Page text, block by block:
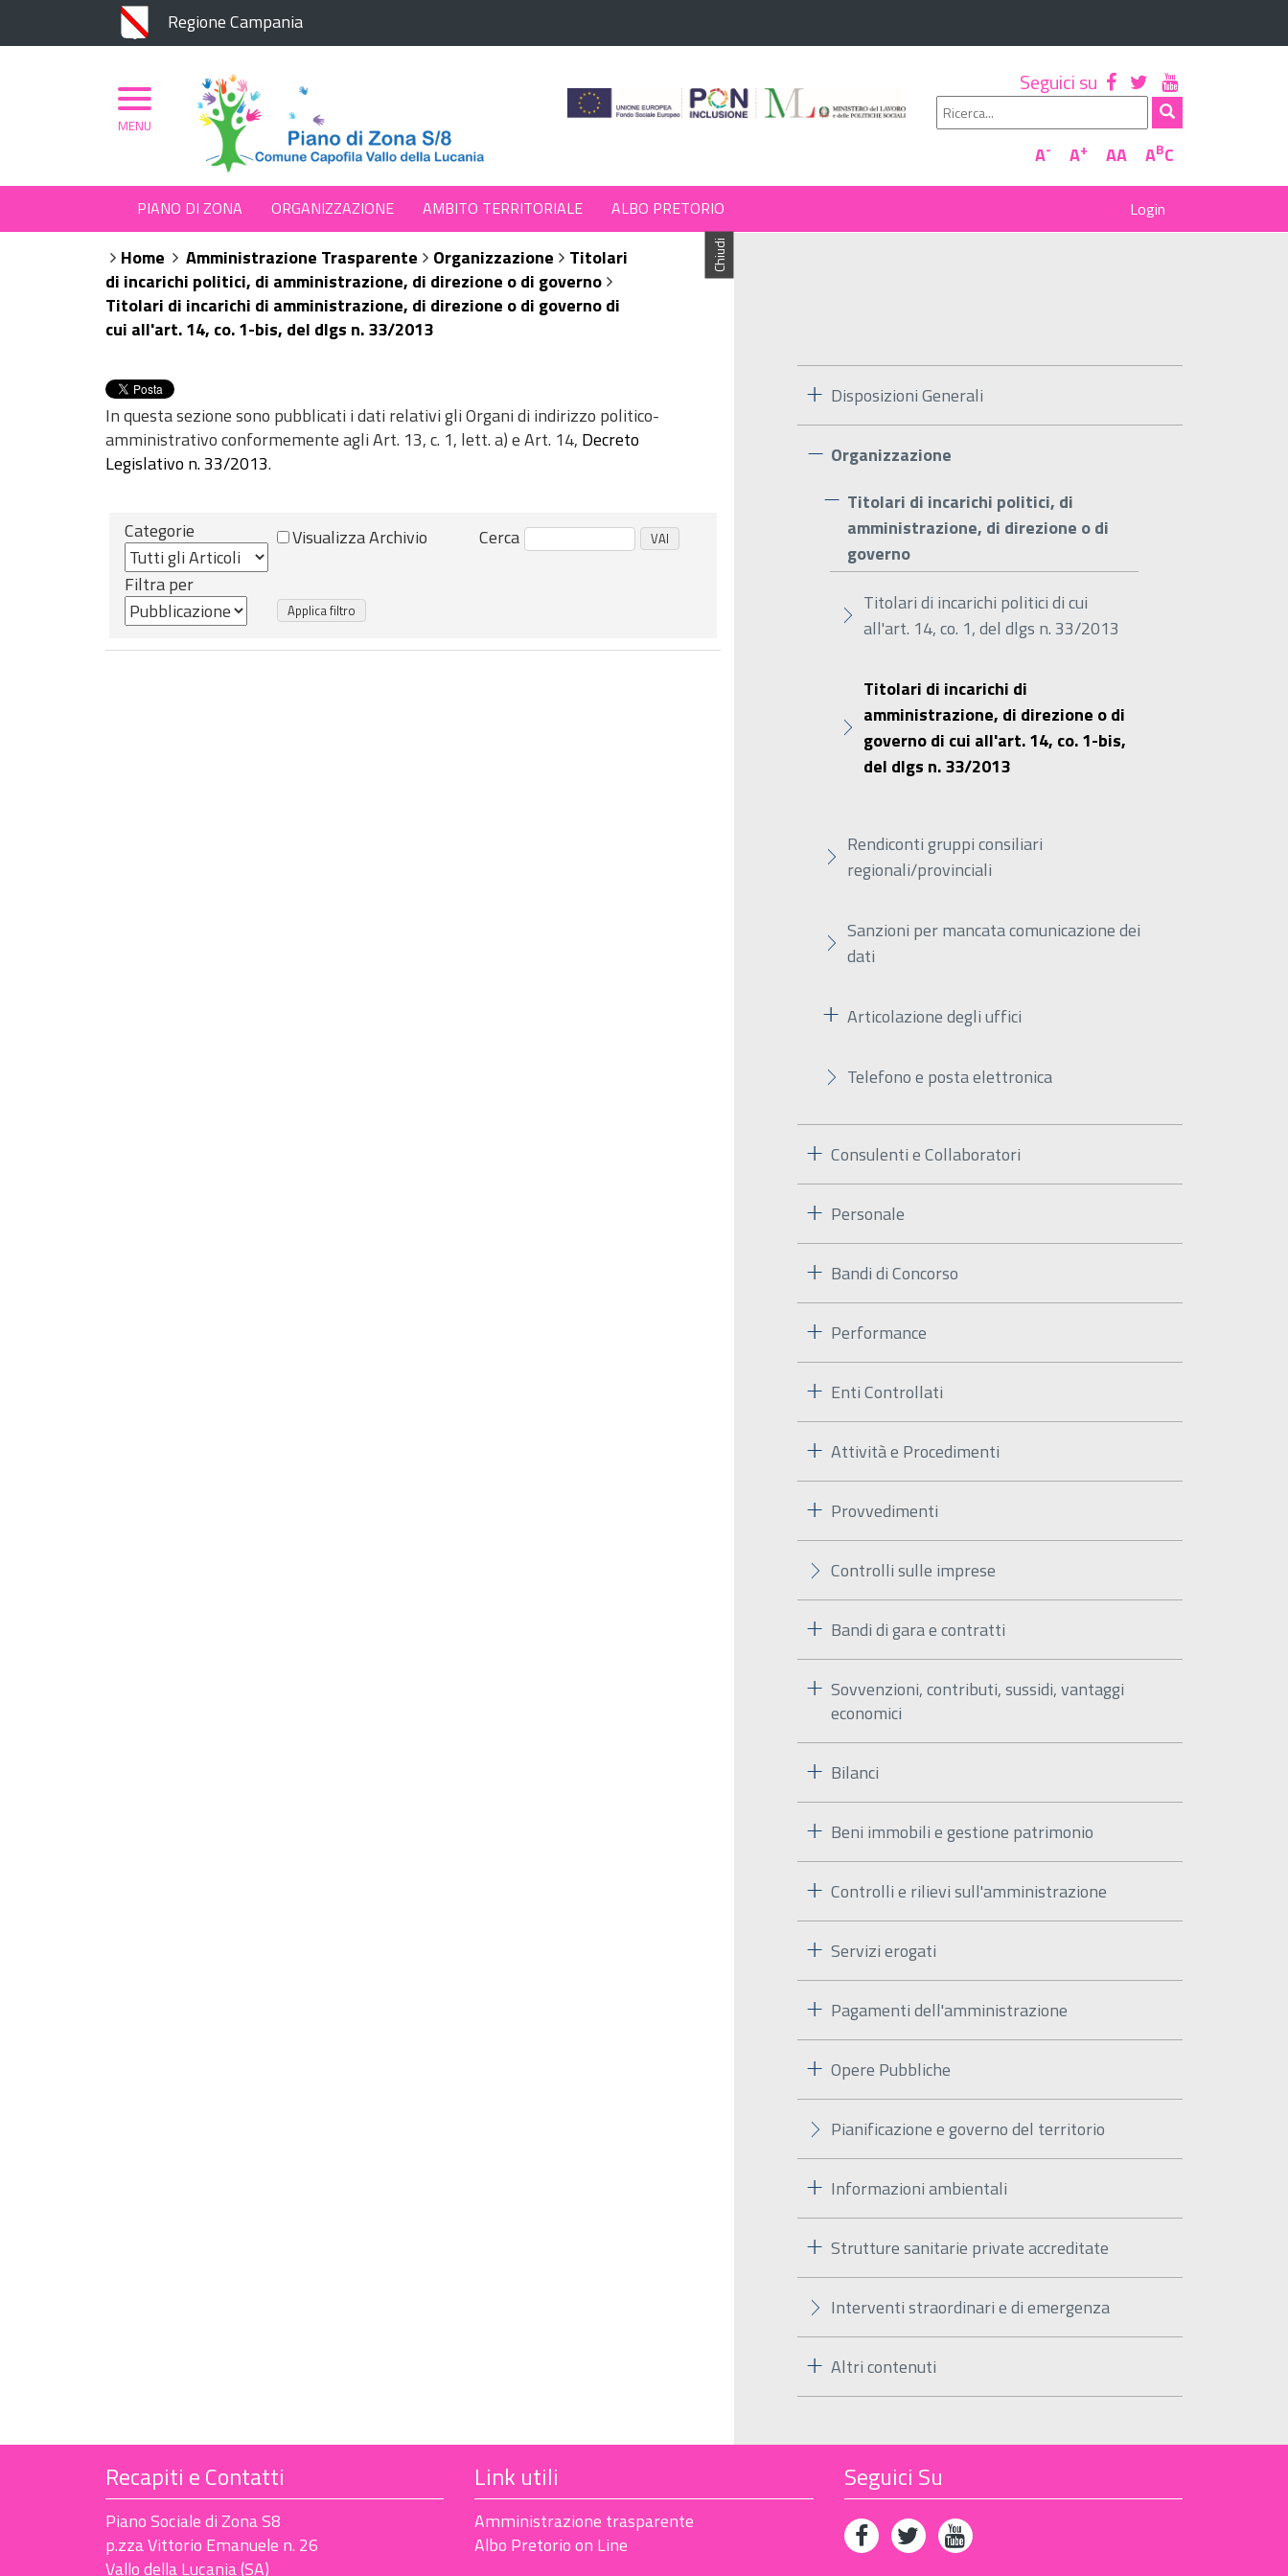
Regione Campania
MENU
Seguici su
A- A+ AA ABC
PIANO DI ZONA ORGANIZZAZIONE AMBITO TERRITORIALE ALBO PRETORIO
Chiudi
Home Amministrazione Trasparente Organizzazione
Titolari
di incarichi politici, di amministrazione, di direzione o di governo
Titolari di incarichi di amministrazione, di direzione o di governo di
cui all'art. 14, co. 1-bis, del dlgs n. 33/2013
In questa sezione sono pubblicati i dati relativi gli Organi di indirizzo politico-
amministrativo conformemente agli Art. 13, c. 1, lett. a) e Art. 14, Decreto
Legislativo n. 33/2013.
Categorie
Filtra per
Visualizza Archivio Cerca
Disposizioni Generali
Organizzazione
Titolari di incarichi politici, di
amministrazione, di direzione o di
governo
Titolari di incarichi politici di cui
all'art. 14, co. 1, del dlgs n. 33/2013
Titolari di incarichi di
amministrazione, di direzione o di
governo di cui all'art. 14, co. 1-bis,
del dlgs n. 33/2013
Rendiconti gruppi consiliari
regionali/provinciali
Sanzioni per mancata comunicazione dei
dati
Articolazione degli uffici
Telefono e posta elettronica
Consulenti e Collaboratori
Personale
Bandi di Concorso
Performance
Enti Controllati
Attività e Procedimenti
Provvedimenti
Controlli sulle imprese
Bandi di gara e contratti
Sovvenzioni, contributi, sussidi, vantaggi
economici
Bilanci
Beni immobili e gestione patrimonio
Controlli e rilievi sull'amministrazione
Servizi erogati
Pagamenti dell'amministrazione
Opere Pubbliche
Pianificazione e governo del territorio
Informazioni ambientali
Strutture sanitarie private accreditate
Interventi straordinari e di emergenza
Altri contenuti
Recapiti e Contatti
Piano Sociale di Zona S8
p.zza Vittorio Emanuele n. 26
Vallo della Lucania (SA)
Link utili
Amministrazione trasparente
Albo Pretorio on Line
Seguici Su